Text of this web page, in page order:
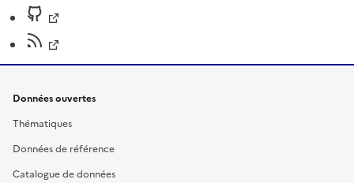
Données ouvertes
Thématiques
Données de référence
Catalogue de données